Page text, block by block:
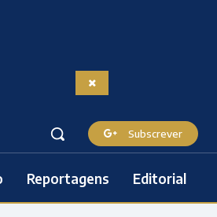
Subscrever
Reportagens Editorial